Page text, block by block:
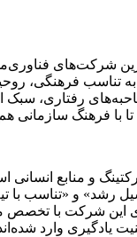
شرکت‌های
به تناسب فرهنگی،
رفتاری، سبک
فرهنگ سازمانی
و منابع انسانی
رشد» و «تناسب با
این شرکت با
وارد